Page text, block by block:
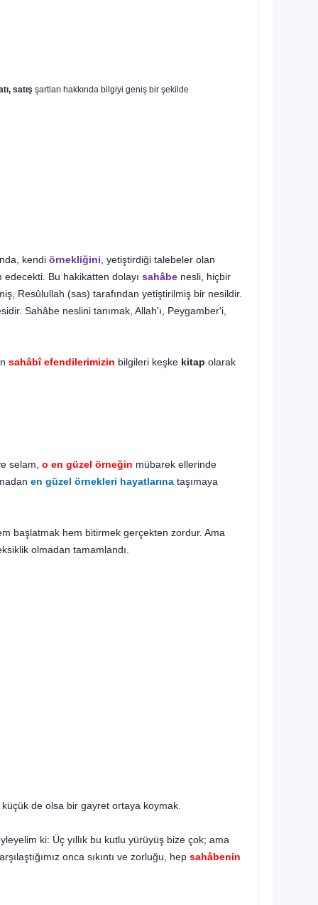
satış şartları hakkında bilgiyi geniş bir şekilde
kendi örnekliğini , yetiştirdiği talebeler olan
Bu hakikatten dolayı sahâbe nesli, hiçbir
Resûlullah (sas) tarafından yetiştirilmiş bir nesildir.
Sahâbe neslini tanımak, Allah'ı, Peygamber'i,
sahâbî efendilerimizin bilgileri keşke kitap olarak
selam, o en güzel örneğin mübarek ellerinde
en güzel örnekleri hayatlarına taşımaya
başlatmak hem bitirmek gerçekten zordur. Ama
olmadan tamamlandı.
de olsa bir gayret ortaya koymak.
ki: Üç yıl­lık bu kutlu yürüyüş bize çok; ama
onca sıkıntı ve zorluğu, hep sahâbenin